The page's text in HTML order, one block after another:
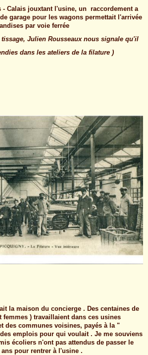
- Calais jouxtant l'usine, un raccordement a
garage pour les wagons permettait l'arrivée
par voie ferrée
Julien Rousseaux nous signale qu'il
dans les ateliers de la filature )
la maison du concierge . Des centaines de
) travaillaient dans ces usines
des communes voisines, payés à la "
emplois pour qui voulait . Je me souviens
écoliers n'ont pas attendus de passer le
pour rentrer à l'usine .